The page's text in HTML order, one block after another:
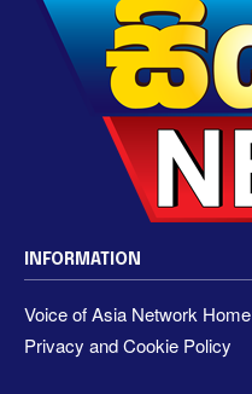
INFORMATION
Voice of Asia Network Home
Privacy and Cookie Policy